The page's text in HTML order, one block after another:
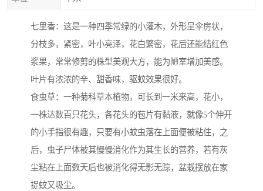
七里香：这是一种四季常绿的小灌木，外形呈伞房状，
分枝多，紧密，叶小亮泽，花白繁密，花后还能结红色
浆果，常常修剪的株型美观大方，能为陋室增加美感。
叶片有浓浓的辛、甜香味，驱蚊效果很好。
食虫草：一种菊科草本植物，可长到一米来高，花小，
一株达数百只花头，各花头的苞片有黏液，就像5个伸开
的小手指很有趣，只要有小蚊虫落在上面便被粘住，之
后，虫子尸体被其慢慢消化作为其生长的营养，若有灰
尘粘在上面数天后也被消化得无影无踪，盆栽摆放在家
捉蚊又吸尘。